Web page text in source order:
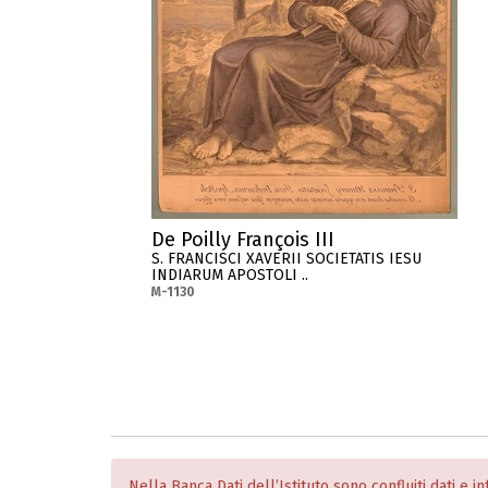
De Poilly François III
S. FRANCISCI XAVERII SOCIETATIS IESU
INDIARUM APOSTOLI ..
M-1130